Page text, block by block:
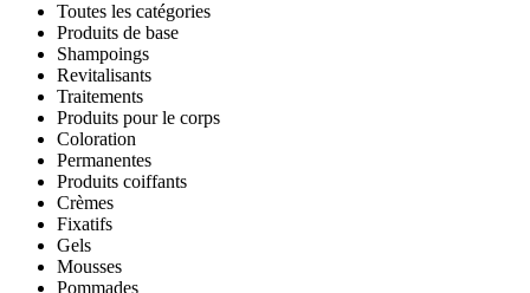
Toutes les catégories
Produits de base
Shampoings
Revitalisants
Traitements
Produits pour le corps
Coloration
Permanentes
Produits coiffants
Crèmes
Fixatifs
Gels
Mousses
Pommades